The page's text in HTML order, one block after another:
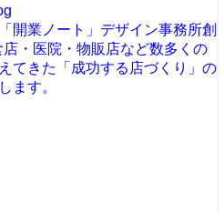
開業ノート」 デザイン事務所創
・医院・物販店など数多くの
てきた「成功する店づくり」の
ます。